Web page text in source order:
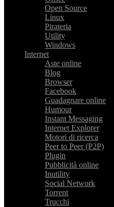
Open Source
Linux
Pirateria
Utility
Windows
Internet
Aste online
Blog
Browser
Facebook
Guadagnare online
Humour
Instant Messaging
Internet Explorer
Motori di ricerca
Peer to Peer (P2P)
Plugin
Pubblicità online
Inutility
Social Network
Torrent
Trucchi